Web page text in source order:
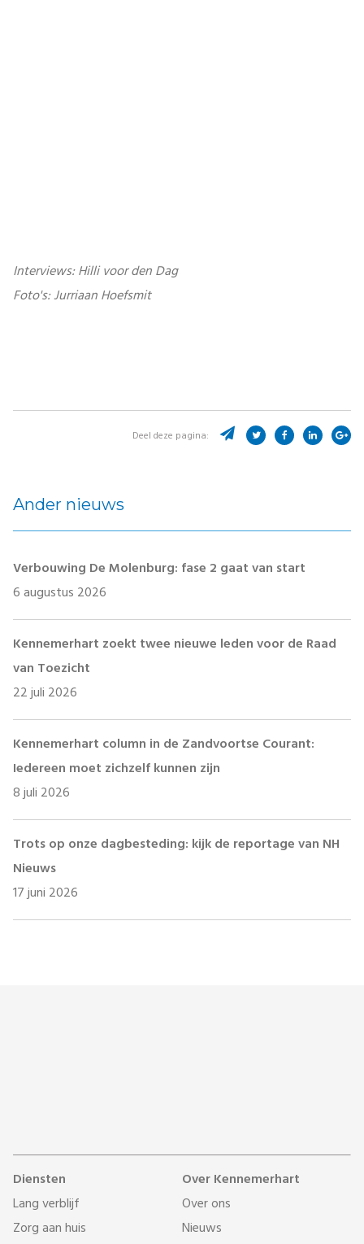
Interviews: Hilli voor den Dag
Foto's: Jurriaan Hoefsmit
Deel deze pagina:
Ander nieuws
Verbouwing De Molenburg: fase 2 gaat van start
6 augustus 2026
Kennemerhart zoekt twee nieuwe leden voor de Raad
van Toezicht
22 juli 2026
Kennemerhart column in de Zandvoortse Courant:
Iedereen moet zichzelf kunnen zijn
8 juli 2026
Trots op onze dagbesteding: kijk de reportage van NH
Nieuws
17 juni 2026
Diensten
Lang verblijf
Zorg aan huis
Over Kennemerhart
Over ons
Nieuws